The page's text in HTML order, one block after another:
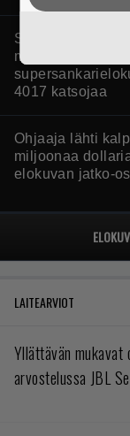
Scifihetki:
miljoonan dollarin
4017 katsojaa
Ohjaaja lähti
miljoonaa
elokuvan jatko-
LAITEARVIOT
Yllättävän
arvostelussa JBL